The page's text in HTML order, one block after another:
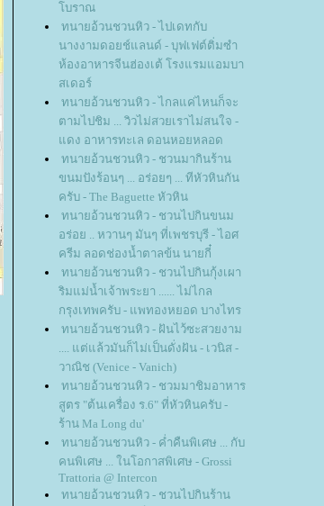
บราณ
ทนายอ้วนชวนหิว - ไปเดทกับ
นางงามดอยช์แลนด์ - บุฟเฟต์ติ่มซำ
ห้องอาหารจีนฮ่องเต้ โรงแรมแอมบา
สเดอร์
ทนายอ้วนชวนหิว - ไกลแค่ไหนก็จะ
ตามไปชิม ... วิวไม่สวยเราไม่สนใจ -
ดง อาหารทะเล ดอนหอยหลอด
ทนายอ้วนชวนหิว - ชวนมากินร้าน
ขนมปังร้อนๆ ... อร่อยๆ ... ทีหัวหินกัน
ครับ - The Baguette หัวหิน
ทนายอ้วนชวนหิว - ชวนไปกินขนม
อร่อย .. หวานๆ มันๆ ที่เพชรบุรี - ไอศ
ครีม ลอดช่องน้ำตาลข้น นายกี๋
ทนายอ้วนชวนหิว - ชวนไปกินกุ้งเผา
ริมแม่น้ำเจ้าพระยา ...... ไม่ไกล
กรุงเทพครับ - แพทองหยอด บางไทร
ทนายอ้วนชวนหิว - ฝันไว้ซะสวยงาม
.... แต่แล้วมันก็ไม่เป็นดั่งฝัน - เวนิส -
วาณิช (Venice - Vanich)
ทนายอ้วนชวนหิว - ชวมมาชิมอาหาร
สูตร "ต้นเครื่อง ร.6" ที่หัวหินครับ -
ร้าน Ma Long du'
ทนายอ้วนชวนหิว - ค่ำคืนพิเศษ ... กับ
คนพิเศษ ... ในโอกาสพิเศษ - Grossi
Trattoria @ Intercon
ทนายอ้วนชวนหิว - ชวนไปกินร้าน